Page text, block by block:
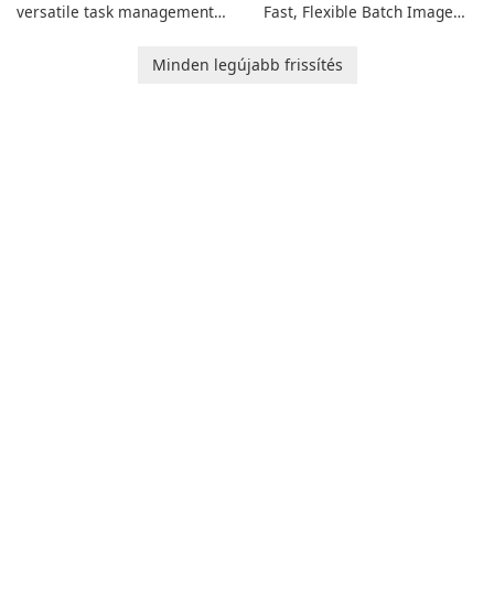
versatile task management
individuals and teams
Fast, Flexible Batch Image
macOS and Linux XnConvert
Minden legújabb frissítés